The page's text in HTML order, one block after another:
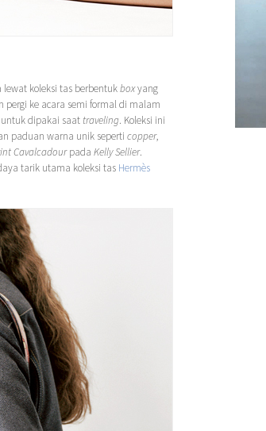
koleksi tas berbentukboxyang
ke acara semi formal di malam
dipakai saat traveling. Koleksi ini
paduan warna unik seperti copper,
Cavalcadourpada Kelly Sellier.
tarik utama koleksi tas Hermès